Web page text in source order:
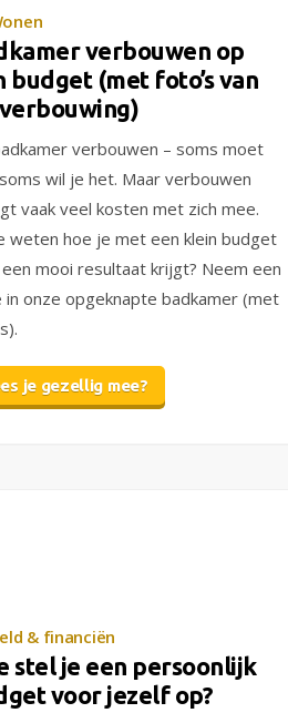
verbouwen op
budget (met foto’s van
verbouwen – soms moet
wil je het. Maar verbouwen
vaak veel kosten met zich mee.
weten hoe je met een klein budget
mooi resultaat krijgt? Neem een
in onze opgeknapte badkamer (met
je gezellig mee?
& financiën
stel je een persoonlijk
voor jezelf op?